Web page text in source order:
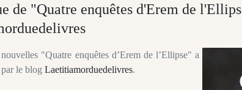
de "Quatre enquêtes d'Erem de
"Quatre enquêtes d’Erem de l’Ellipse" a
le blog Laetitiamorduedelivres.